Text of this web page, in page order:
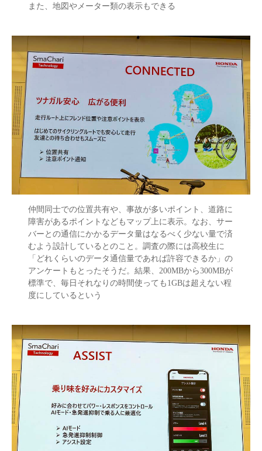
また、地図やメーター類の表示もできる
仲間同士での位置共有や、事故が多いポイント、道路に
障害があるポイントなどもマップ上に表示。なお、サー
バーとの通信にかかるデータ量はなるべく少ない量で済
むよう設計しているとのこと。調査の際には高校生に
「どれくらいのデータ通信量であれば許容できるか」の
アンケートもとったそうだ。結果、200MBから300MBが
標準で、毎日それなりの時間使っても1GBは超えない程
度にしているという